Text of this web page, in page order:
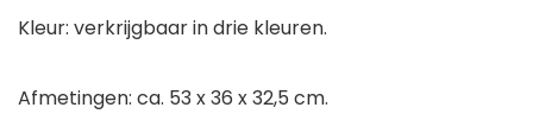
Kleur: verkrijgbaar in drie kleuren.
Afmetingen: ca. 53 x 36 x 32,5 cm.